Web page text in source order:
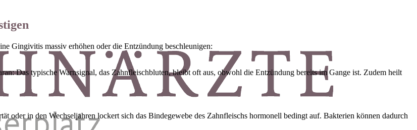
Gingivitis massiv erhöhen oder die Entzündung beschleunigen:
Das typische Warnsignal, das Zahnfleischbluten, bleibt oft aus, obwohl die Entzündung bereits im Gange ist. Zudem heilt
oder in den Wechseljahren lockert sich das Bindegewebe des Zahnfleischs hormonell bedingt auf. Bakterien können dadurch